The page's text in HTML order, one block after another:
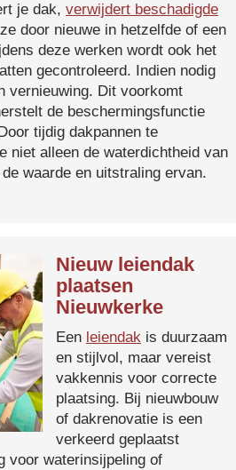
je dak, verwijdert beschadigde
door nieuwe in hetzelfde of een
deze werken wordt ook het
gecontroleerd. Indien nodig
vernieuwing. Dit voorkomt
de beschermingsfunctie
tijdig dakpannen te
niet alleen de waterdichtheid van
waarde en uitstraling ervan.
Nieuw leiendak
plaatsen
Nieuwkerke
Een leiendak is duurzaam
en stijlvol, maar vereist
vakkennis voor correcte
plaatsing. Bij nieuwbouw
of dakrenovatie is een
verkeerd geplaatst
voor waterinsijpeling of